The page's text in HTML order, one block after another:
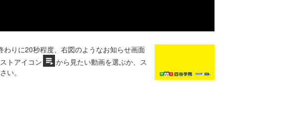
りに20秒程度、右図のようなお知らせ画面
トアイコン
から見たい動画を選ぶか、ス
い。